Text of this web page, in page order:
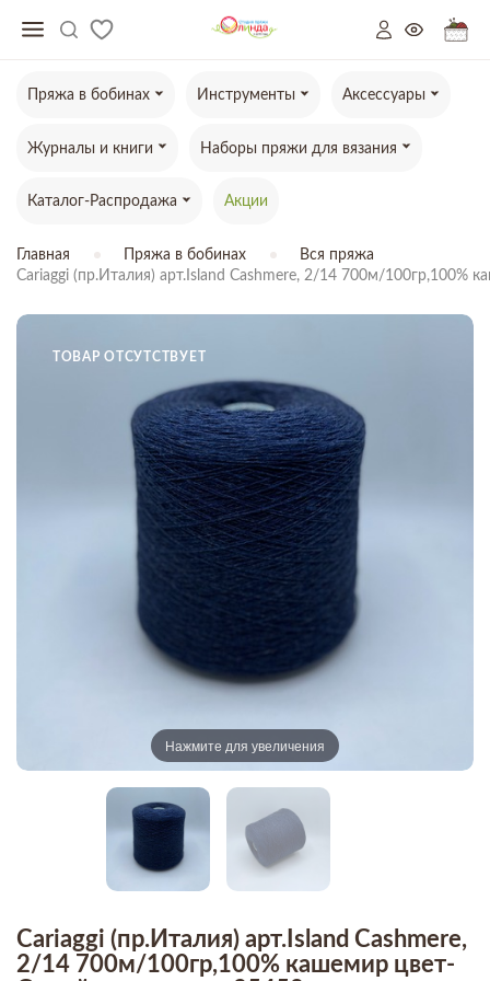
Пряжа в бобинах Инструменты Аксессуары
Журналы и книги Наборы пряжи для вязания
Каталог-Распродажа Акции
Главная Пряжа в бобинах
Вся пряжа
Cariaggi (пр.Италия) арт.Island Cashmere, 2/14 700м/100гр,100%
ТОВАР ОТСУТСТВУЕТ
Нажмите для увеличения
Cariaggi (пр.Италия) арт.Island Cashmere,
2/14 700м/100гр,100% кашемир цвет-